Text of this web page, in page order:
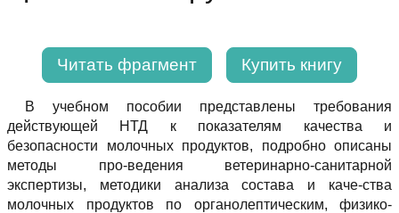
Читать фрагмент Купить книгу
В учебном пособии представлены требования
действующей НТД к показателям качества и
безопасности молочных продуктов, подробно описаны
методы про-ведения ветеринарно-санитарной
экспертизы, методики анализа состава и каче-ства
молочных продуктов по органолептическим, физико-